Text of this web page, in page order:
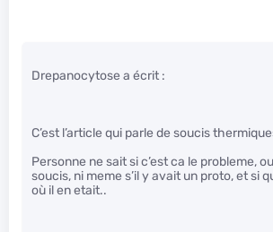
Drepanocytose a écrit :
C’est l’article qui parle de soucis
Personne ne sait si c’est ca le probleme, ou
soucis, ni meme s’il y avait un proto, et si
où il en etait..